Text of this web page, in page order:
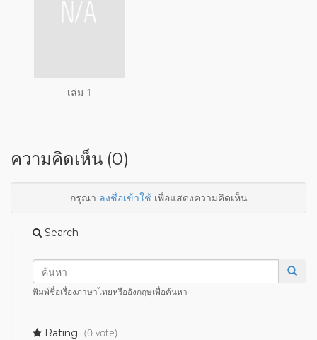
เล่ม 1
ความคิดเห็น (0)
กรุณา ลงชื่อเข้าใช้เพื่อแสดงความคิดเห็น
Search
พิมพ์ชื่อเรื่องภาษาไทยหรืออังกฤษเพื่อค้นหา
Rating (0 vote)